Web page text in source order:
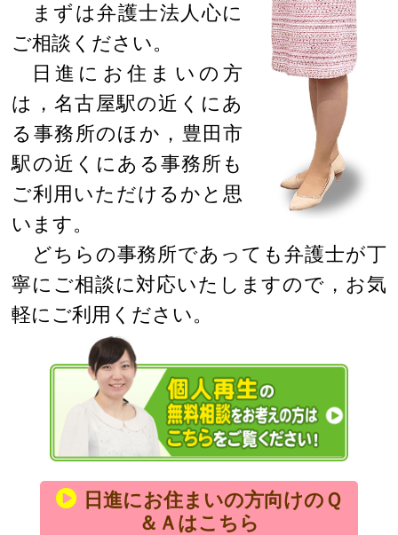
まずは弁護士法人心に
ご相談ください。
日進にお住まいの方
は，名古屋駅の近くにあ
る事務所のほか，豊田市
駅の近くにある事務所も
ご利用いただけるかと思
います。
どちらの事務所であっても弁護士が丁
寧にご相談に対応いたしますので，お気
軽にご利用ください。
日進にお住まいの方向けのＱ
＆Ａはこちら